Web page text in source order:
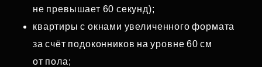
не превышает 60 секунд);
квартиры с окнами увеличенного формата
за счёт подоконников на уровне 60 см
от пола;